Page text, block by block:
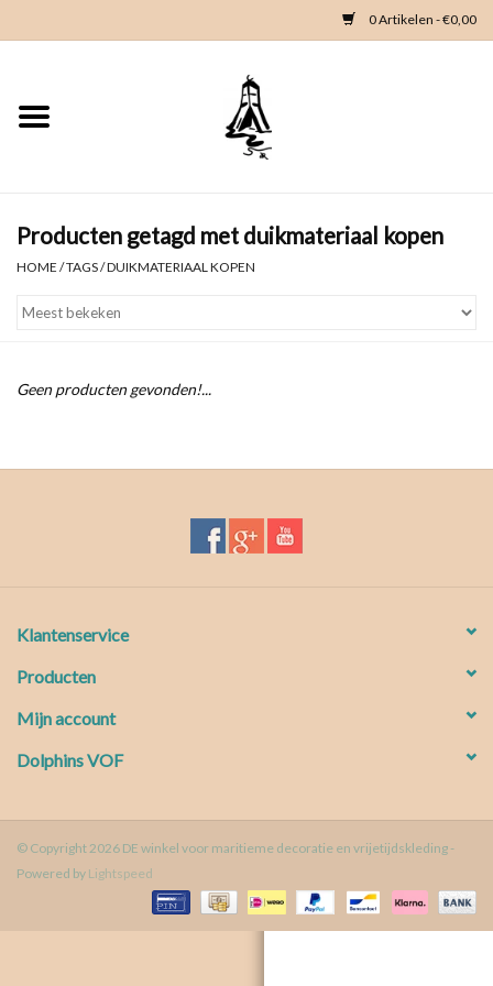
0 Artikelen - €0,00
Home
Kleding
Producten getagd met duikmateriaal kopen
HOME /TAGS/DUIKMATERIAAL KOPEN
Geen producten gevonden!...
Klantenservice
Producten
Mijn account
Dolphins VOF
© Copyright 2026 DE winkel voor maritieme decoratie en vrijetijdskleding -
Powered by Lightspeed